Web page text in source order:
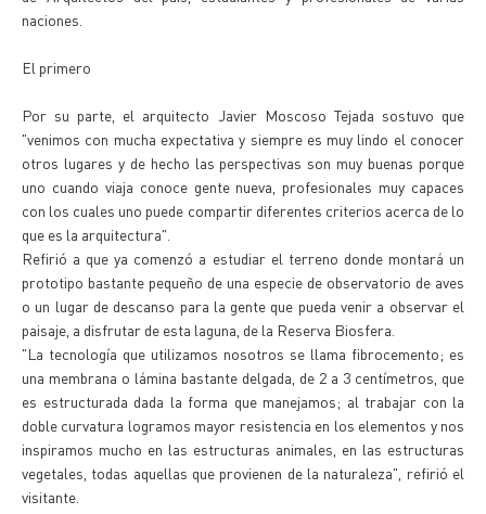
naciones.
El primero
Por su parte, el arquitecto Javier Moscoso Tejada sostuvo que
"venimos con mucha expectativa y siempre es muy lindo el conocer
otros lugares y de hecho las perspectivas son muy buenas porque
uno cuando viaja conoce gente nueva, profesionales muy capaces
con los cuales uno puede compartir diferentes criterios acerca de lo
que es la arquitectura".
Refirió a que ya comenzó a estudiar el terreno donde montará un
prototipo bastante pequeño de una especie de observatorio de aves
o un lugar de descanso para la gente que pueda venir a observar el
paisaje, a disfrutar de esta laguna, de la Reserva Biosfera.
"La tecnología que utilizamos nosotros se llama fibrocemento; es
una membrana o lámina bastante delgada, de 2 a 3 centímetros, que
es estructurada dada la forma que manejamos; al trabajar con la
doble curvatura logramos mayor resistencia en los elementos y nos
inspiramos mucho en las estructuras animales, en las estructuras
vegetales, todas aquellas que provienen de la naturaleza", refirió el
visitante.